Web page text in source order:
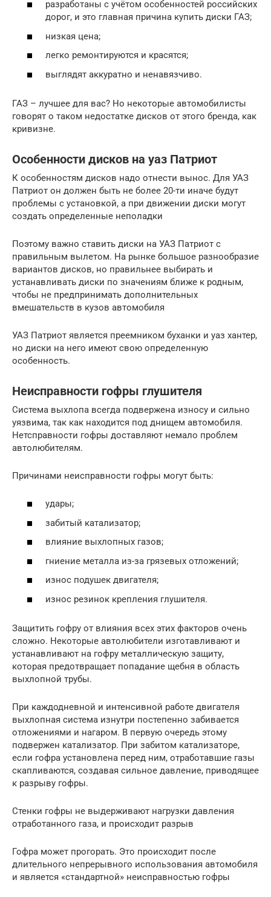
разработаны с учётом особенностей российских
дорог, и это главная причина купить диски ГАЗ;
низкая цена;
легко ремонтируются и красятся;
выглядят аккуратно и ненавязчиво.
ГАЗ – лучшее для вас? Но некоторые автомобилисты
говорят о таком недостатке дисков от этого бренда, как
кривизне.
Особенности дисков на уаз Патриот
К особенностям дисков надо отнести вынос. Для УАЗ
Патриот он должен быть не более 20-ти иначе будут
проблемы с установкой, а при движении диски могут
создать определенные неполадки
Поэтому важно ставить диски на УАЗ Патриот с
правильным вылетом. На рынке большое разнообразие
вариантов дисков, но правильнее выбирать и
устанавливать диски по значениям ближе к родным,
чтобы не предпринимать дополнительных
вмешательств в кузов автомобиля
УАЗ Патриот является преемником буханки и уаз хантер,
но диски на него имеют свою определенную
особенность.
Неисправности гофры глушителя
Система выхлопа всегда подвержена износу и сильно
уязвима, так как находится под днищем автомобиля.
Нетсправности гофры доставляют немало проблем
автолюбителям.
Причинами неисправности гофры могут быть:
удары;
забитый катализатор;
влияние выхлопных газов;
гниение металла из-за грязевых отложений;
износ подушек двигателя;
износ резинок крепления глушителя.
Защитить гофру от влияния всех этих факторов очень
сложно. Некоторые автолюбители изготавливают и
устанавливают на гофру металлическую защиту,
которая предотвращает попадание щебня в область
выхлопной трубы.
При каждодневной и интенсивной работе двигателя
выхлопная система изнутри постепенно забивается
отложениями и нагаром. В первую очередь этому
подвержен катализатор. При забитом катализаторе,
если гофра установлена перед ним, отработавшие газы
скапливаются, создавая сильное давление, приводящее
к разрыву гофры.
Стенки гофры не выдерживают нагрузки давления
отработанного газа, и происходит разрыв
Гофра может прогорать. Это происходит после
длительного непрерывного использования автомобиля
и является «стандартной» неисправностью гофры